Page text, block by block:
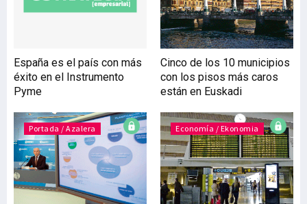
en 2016 ayudas por un
importe global de casi
cinco millones de euros,
destinados a tres de los
cinco ejes clave de la hoja
de ruta de la política
ambiental del Ejecutivo
vasco. Así, dedicó 2,56
millones a la
corresponsabilidad
público-privad
España es el país con más
éxito en el Instrumento
Pyme
Cinco de los 10 municipios
con los pisos más caros
están en Euskadi
Portada / Azalera Economía / Ekonomia